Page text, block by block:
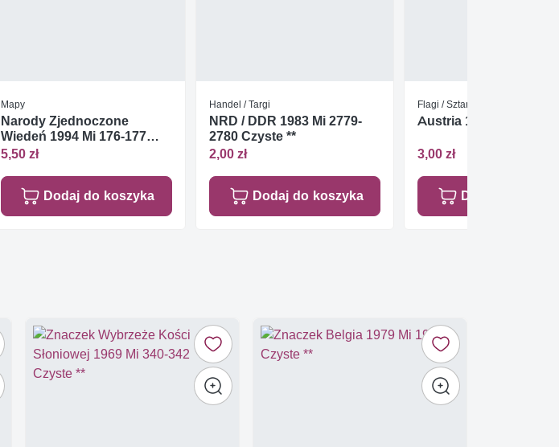
Mapy
Narody Zjednoczone
Wiedeń 1994 Mi 176-177
Czyste **
5,50 zł
Dodaj do koszyka
Handel / Targi
NRD / DDR 1983 Mi 2779-
2780 Czyste **
2,00 zł
Dodaj do koszyka
Flagi / Sztandary
Austria 1963 Mi 1132
3,00 zł
Dodaj do